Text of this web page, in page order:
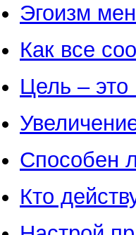
Эгоизм
Как все
Цель – это
Способен
Кто